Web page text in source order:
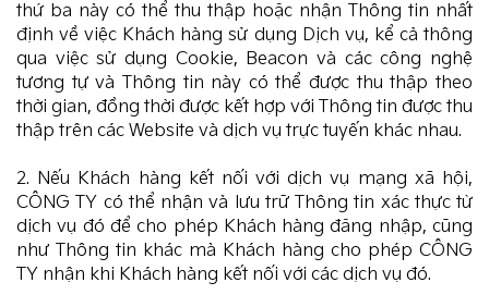
thứ ba này có thể thu thập hoặc nhận Thông tin nhất
định về việc Khách hàng sử dụng Dịch vụ, kể cả thông
qua việc sử dụng Cookie, Beacon và các công nghệ
tương tự và Thông tin này có thể được thu thập theo
thời gian, đồng thời được kết hợp với Thông tin được thu
thập trên các Website và dịch vụ trực tuyến khác nhau.
2. Nếu Khách hàng kết nối với dịch vụ mạng xã hội,
CÔNG TY có thể nhận và lưu trữ Thông tin xác thực từ
dịch vụ đó để cho phép Khách hàng đăng nhập, cũng
như Thông tin khác mà Khách hàng cho phép CÔNG
TY nhận khi Khách hàng kết nối với các dịch vụ đó.